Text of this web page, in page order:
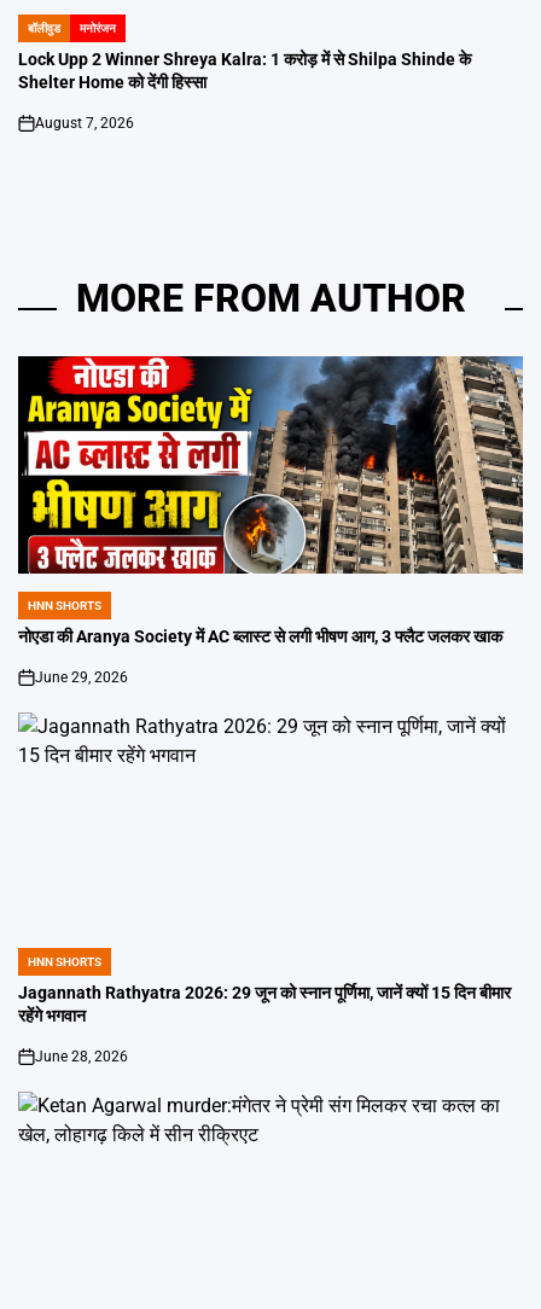
POSTED
IN
बॉलीवुड मनोरंजन
Lock Upp 2 Winner Shreya Kalra: 1 करोड़ में से Shilpa Shinde के
Shelter Home को देंगी हिस्सा
on
August 7, 2026
MORE FROM AUTHOR
POSTED
IN
HNN SHORTS
नोएडा की Aranya Society में AC ब्लास्ट से लगी भीषण आग, 3 फ्लैट जलकर खाक
on
June 29, 2026
POSTED
IN
HNN SHORTS
Jagannath Rathyatra 2026: 29 जून को स्नान पूर्णिमा, जानें क्यों 15 दिन बीमार
रहेंगे भगवान
on
June 28, 2026